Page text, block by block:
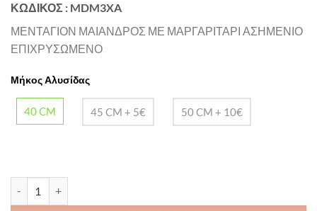
ΚΩΔΙΚΟΣ : MDM3XA
ΜΕΝΤΑΓΙΟΝ ΜΑΙΑΝΔΡΟΣ ΜΕ ΜΑΡΓΑΡΙΤΑΡΙ ΑΣΗΜΕΝΙΟ
ΕΠΙΧΡΥΣΩΜΕΝΟ
Μήκος Αλυσίδας
40 CM 45 CM + 5€ 50 CM + 10€